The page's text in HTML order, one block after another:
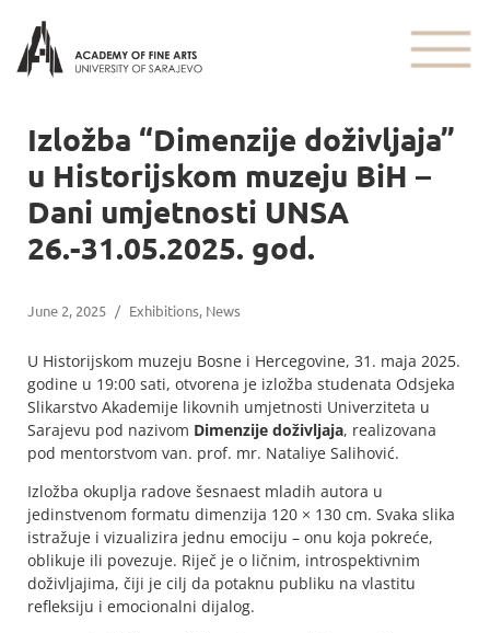
Izložba “Dimenzije doživljaja”
u Historijskom muzeju BiH –
Dani umjetnosti UNSA
26.-31.05.2025. god.
June 2, 2025 / Exhibitions, News
U Historijskom muzeju Bosne i Hercegovine, 31. maja 2025.
godine u 19:00 sati, otvorena je izložba studenata Odsjeka
Slikarstvo Akademije likovnih umjetnosti Univerziteta u
Sarajevu pod nazivom Dimenzije doživljaja, realizovana
pod mentorstvom van. prof. mr. Nataliye Salihović.
Izložba okuplja radove šesnaest mladih autora u
jedinstvenom formatu dimenzija 120 × 130 cm. Svaka slika
istražuje i vizualizira jednu emociju – onu koja pokreće,
oblikuje ili povezuje. Riječ je o ličnim, introspektivnim
doživljajima, čiji je cilj da potaknu publiku na vlastitu
refleksiju i emocionalni dijalog.